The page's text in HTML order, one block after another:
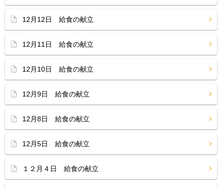
12月12日 給食の献立
12月11日 給食の献立
12月10日 給食の献立
12月9日 給食の献立
12月8日 給食の献立
12月5日 給食の献立
１２月４日 給食の献立